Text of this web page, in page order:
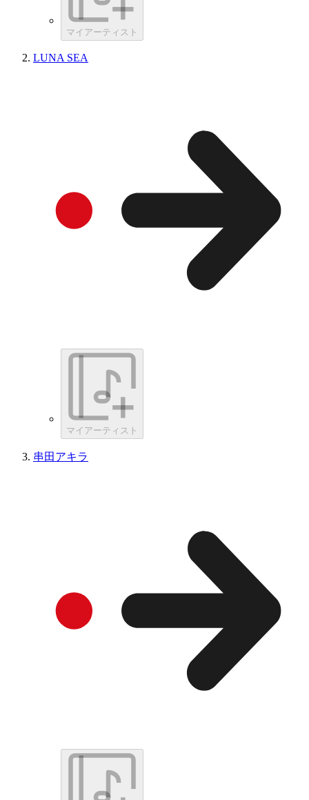
マイアーティスト
LUNA SEA
マイアーティスト
串田アキラ